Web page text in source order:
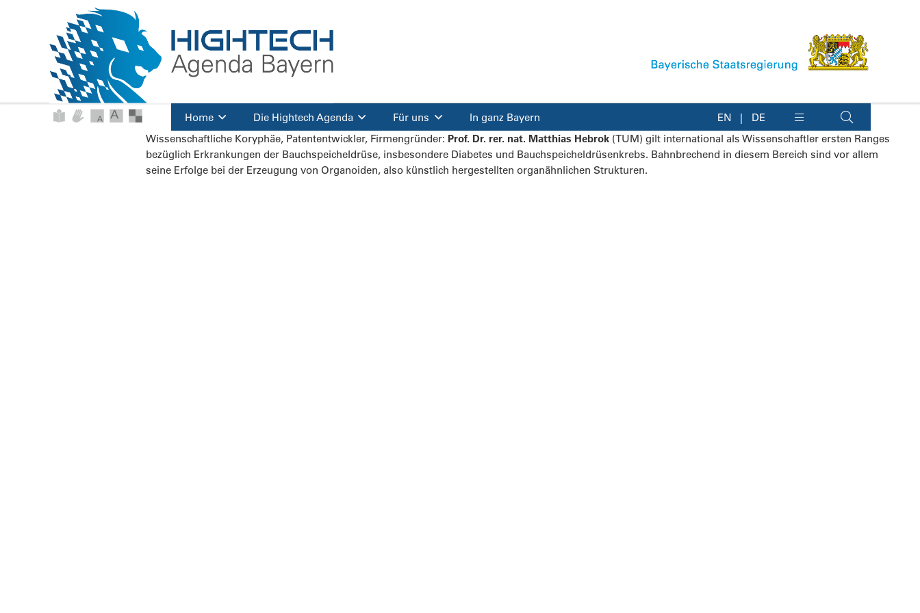
Home Die Hightech Agenda Für uns In ganz Bayern EN
DE
Wissenschaftliche Koryphäe, Patententwickler, Firmengründer: Prof. Dr. rer. nat. Matthias Hebrok (TUM) gilt international als Wissenschaftler ersten Ranges
bezüglich Erkrankungen der Bauchspeicheldrüse, insbesondere Diabetes und Bauchspeicheldrüsenkrebs. Bahnbrechend in diesem Bereich sind vor allem
seine Erfolge bei der Erzeugung von Organoiden, also künstlich hergestellten organähnlichen Strukturen.